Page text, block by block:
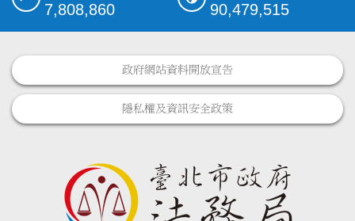
7,808,860 90,479,515
政府網站資料開放宣告
隱私權及資訊安全政策